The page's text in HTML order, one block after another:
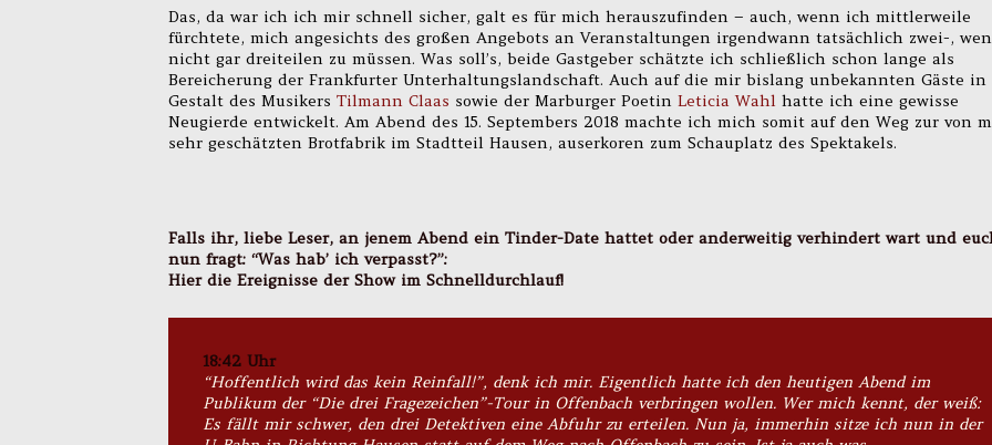
Das, da war ich ich mir schnell sicher, galt es für mich herauszufinden – auch, wenn ich mittlerweile
fürchtete, mich angesichts des großen Angebots an Veranstaltungen irgendwann tatsächlich zwei-,
nicht gar dreiteilen zu müssen. Was soll’s, beide Gastgeber schätzte ich schließlich schon lange als
Bereicherung der Frankfurter Unterhaltungslandschaft. Auch auf die mir bislang unbekannten Gäste in
Gestalt des Musikers Tilmann Claas sowie der Marburger Poetin Leticia Wahl hatte ich eine gewisse
Neugierde entwickelt. Am Abend des 15. Septembers 2018 machte ich mich somit auf den Weg zur von
sehr geschätzten Brotfabrik im Stadtteil Hausen, auserkoren zum Schauplatz des Spektakels.
Falls ihr, liebe Leser, an jenem Abend ein Tinder-Date hattet oder anderweitig verhindert wart und
nun fragt: “Was hab’ ich verpasst?”:
Hier die Ereignisse der Show im Schnelldurchlauf!
18:42 Uhr
“Hoffentlich wird das kein Reinfall!”, denk ich mir. Eigentlich hatte ich den heutigen Abend im
Publikum der “Die drei Fragezeichen”-Tour in Offenbach verbringen wollen. Wer mich kennt, der weiß:
Es fällt mir schwer, den drei Detektiven eine Abfuhr zu erteilen. Nun ja, immerhin sitze ich nun in der